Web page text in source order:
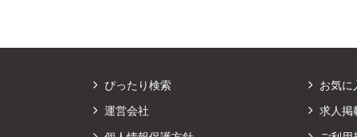
ぴったり検索
お気に
運営会社
求人掲